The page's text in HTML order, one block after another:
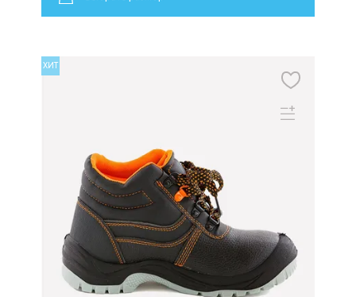
ХИТ